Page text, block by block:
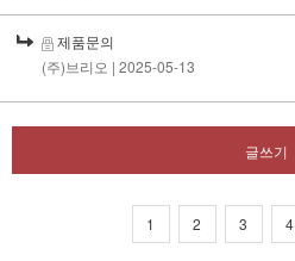
제품문의
(주)브리오 | 2025-05-13
글쓰기
1 2 3 4